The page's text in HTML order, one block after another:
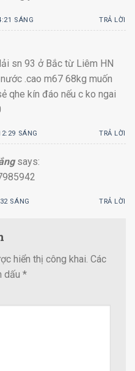
SÁNG TRẢ LỜI
sn 93 ở Bắc từ Liêm HN
.cao m67 68kg muốn
qhe kín đáo nếu c ko ngai
SÁNG TRẢ LỜI
says:
SÁNG TRẢ LỜI
hiển thị công khai. Các
dấu *